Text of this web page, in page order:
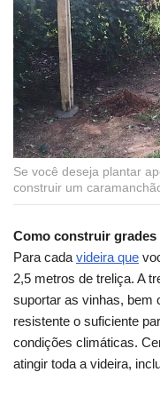
Se você deseja plantar
construir um
Como construir grades
Para cada videira que
2,5 metros de treliça. A
suportar as vinhas, bem
resistente o suficiente
condições climáticas.
atingir toda a videira,